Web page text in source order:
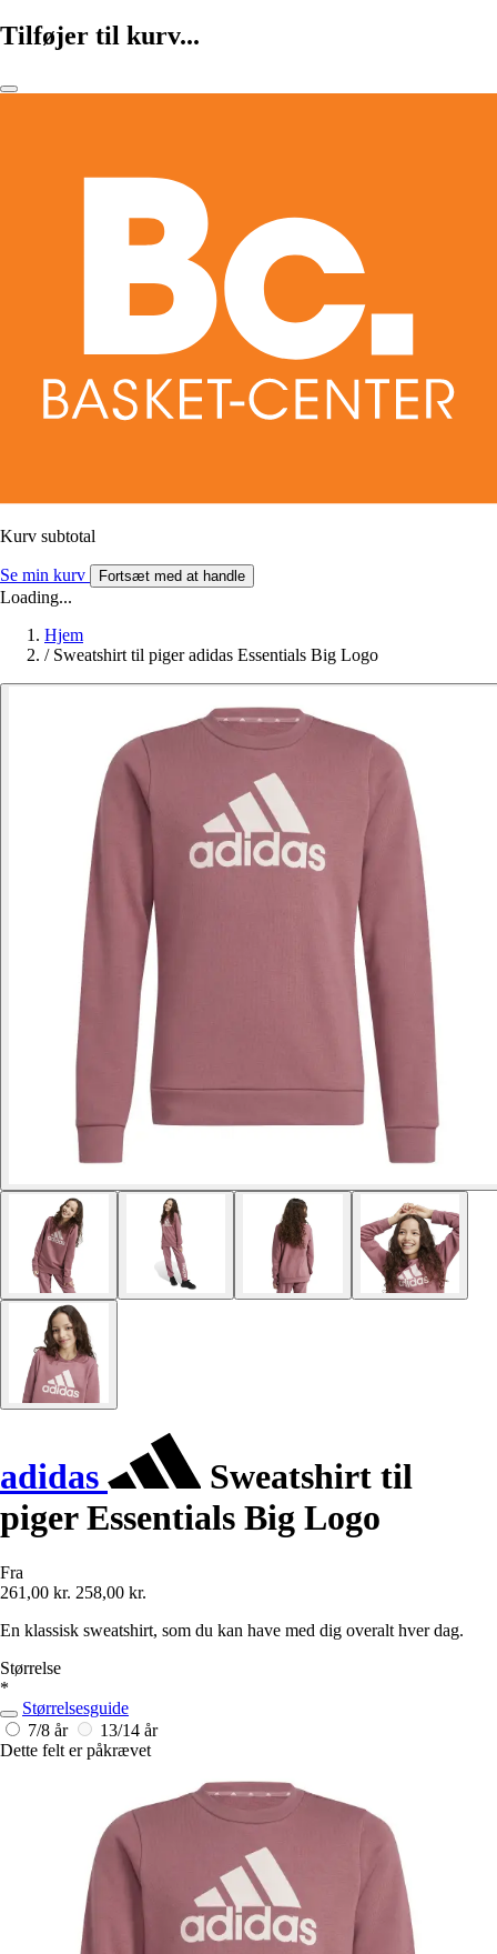
Tilføjer til kurv...
Kurv subtotal
Se min kurv Fortsæt med at handle
Loading...
Hjem
/ Sweatshirt til piger adidas Essentials Big Logo
adidas
Sweatshirt til
piger Essentials Big Logo
Fra
261,00 kr. 258,00 kr.
En klassisk sweatshirt, som du kan have med dig overalt hver dag.
Størrelse
*
Størrelsesguide
7/8 år
13/14 år
Dette felt er påkrævet